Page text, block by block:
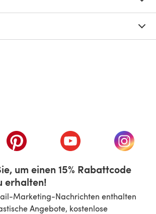
in einem neuen Tab)
(öffnet sich in einem neuen Tab)
(öffnet sich in einem
(öffnet
um einen 15% Rabattcode
erhalten!
Marketing-Nachrichten enthalten
Angebote, kostenlose